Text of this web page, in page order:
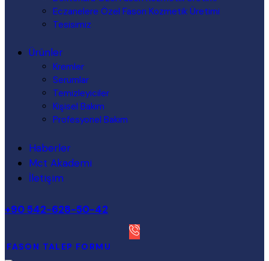
Eczanelere Özel Fason Kozmetik Üretimi
Tesisimiz
Ürünler
Kremler
Serumlar
Temizleyiciler
Kişisel Bakım
Profesyonel Bakım
Haberler
Mct Akademi
İletişim
+90 542-628-50-42
FASON TALEP FORMU